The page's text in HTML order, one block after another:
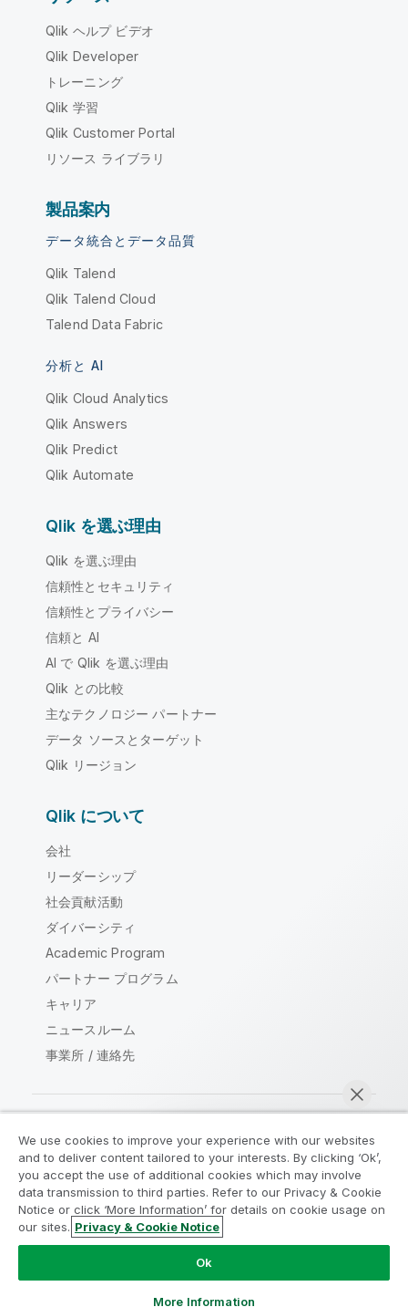
Qlik ヘルプ ビデオ
Qlik Developer
トレーニング
Qlik 学習
Qlik Customer Portal
リソース ライブラリ
製品案内
データ統合とデータ品質
Qlik Talend
Qlik Talend Cloud
Talend Data Fabric
分析と AI
Qlik Cloud Analytics
Qlik Answers
Qlik Predict
Qlik Automate
Qlik を選ぶ理由
Qlik を選ぶ理由
信頼性とセキュリティ
信頼性とプライバシー
信頼と AI
AI で Qlik を選ぶ理由
Qlik との比較
主なテクノロジー パートナー
データ ソースとターゲット
Qlik リージョン
Qlik について
会社
リーダーシップ
社会貢献活動
ダイバーシティ
Academic Program
パートナー プログラム
キャリア
ニュースルーム
事業所 / 連絡先
Qlik コミュニティ
法的契約 製品規約
Legal Policies
リーガルポリシー
利用規約
Do Not Share My Info
Copyright © 1993-2026 QlikTech International AB.無断複写・
We use cookies to improve your experience with our websites
and to deliver content tailored to your interests. By clicking ‘Ok’,
you accept the use of additional cookies which may involve
data transmission to third parties. Refer to our Privacy & Cookie
Notice or click ‘More Information’ for details on cookie usage on
our sites. Privacy & Cookie Notice
Ok
More Information